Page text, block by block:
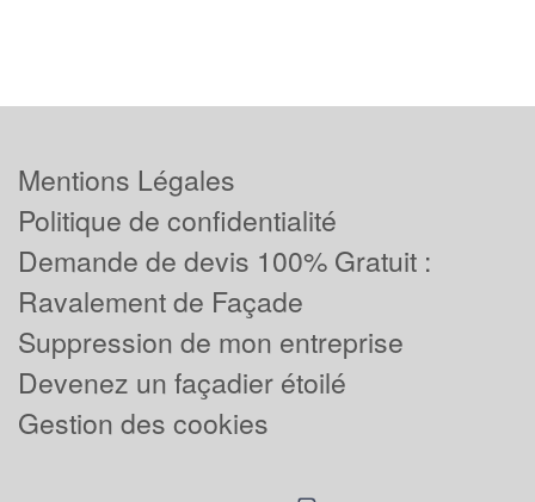
Mentions Légales
Politique de confidentialité
Demande de devis 100% Gratuit :
Ravalement de Façade
Suppression de mon entreprise
Devenez un façadier étoilé
Gestion des cookies